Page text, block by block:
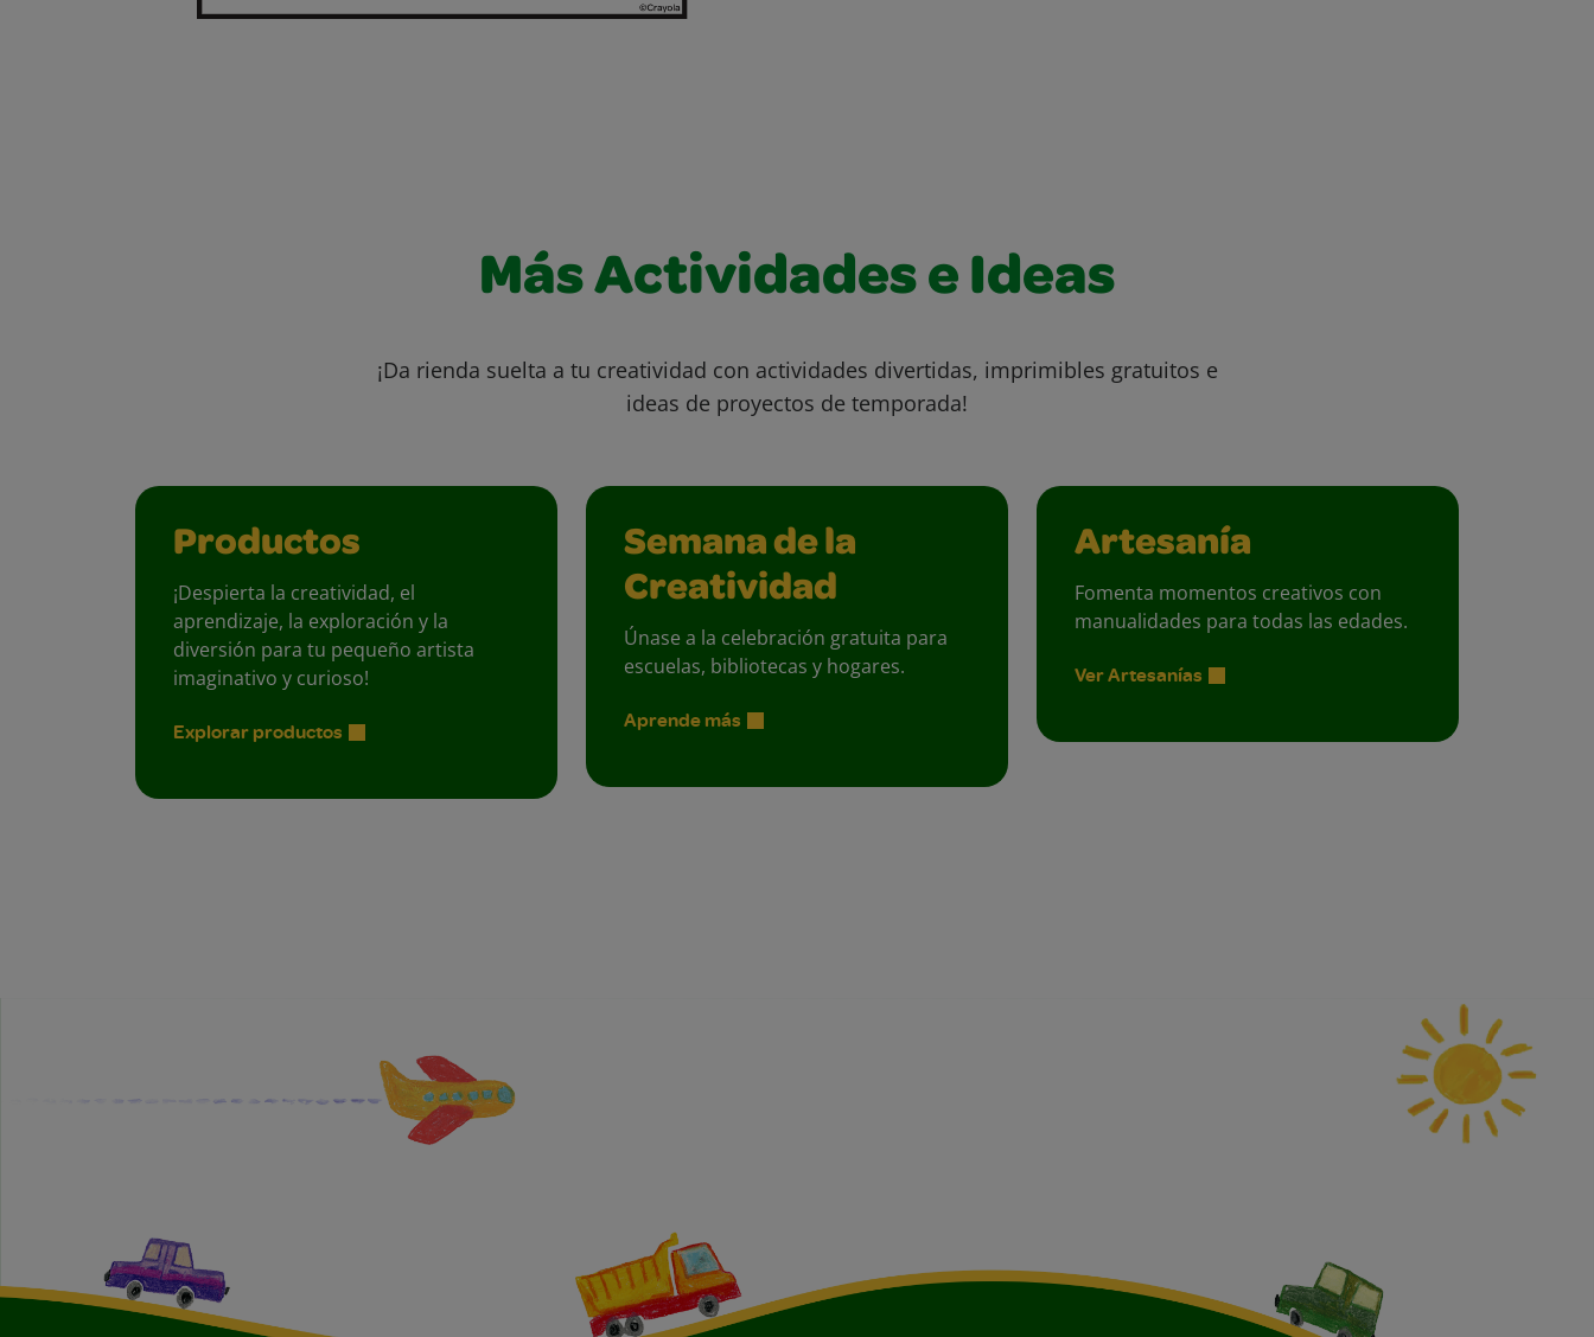
Más Actividades e Ideas
¡Da rienda suelta a tu creatividad con actividades divertidas, imprimibles gratuitos e
ideas de proyectos de temporada!
Productos
¡Despierta la creatividad, el
aprendizaje, la exploración y la
diversión para tu pequeño artista
imaginativo y curioso!
Explorar productos
Semana de la
Creatividad
Únase a la celebración gratuita para
escuelas, bibliotecas y hogares.
Aprende más
Artesanía
Fomenta momentos creativos con
manualidades para todas las edades.
Ver Artesanías